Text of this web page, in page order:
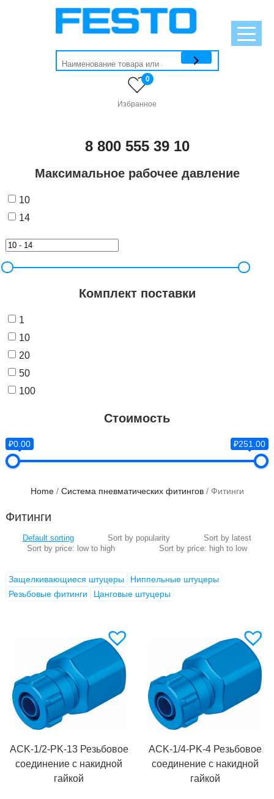
Избранное
0
8 800 555 39 10
Максимальное рабочее давление
10
14
Комплект поставки
1
10
20
50
100
Стоимость
₽0.00 ₽251.00
Home/ Система пневматических фитингов/ Фитинги
Фитинги
Защелкивающиеся штуцеры
Ниппельные штуцеры
Резьбовые фитинги
Цанговые штуцеры
ACK-1/2-PK-13 Резьбовое
соединение с накидной
гайкой
ACK-1/4-PK-4 Резьбовое
соединение с накидной
гайкой